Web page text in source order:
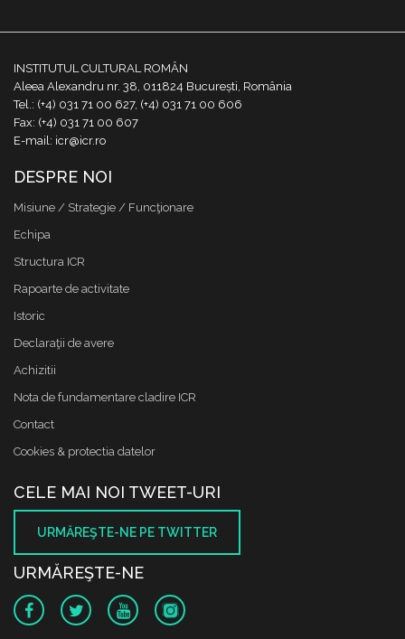
INSTITUTUL CULTURAL ROMÂN
Aleea Alexandru nr. 38, 011824 București, România
Tel.: (+4) 031 71 00 627, (+4) 031 71 00 606
Fax: (+4) 031 71 00 607
E-mail: icr@icr.ro
DESPRE NOI
Misiune / Strategie / Funcţionare
Echipa
Structura ICR
Rapoarte de activitate
Istoric
Declaraţii de avere
Achizitii
Nota de fundamentare cladire ICR
Contact
Cookies & protectia datelor
CELE MAI NOI TWEET-URI
URMĂREŞTE-NE PE TWITTER
URMĂREŞTE-NE